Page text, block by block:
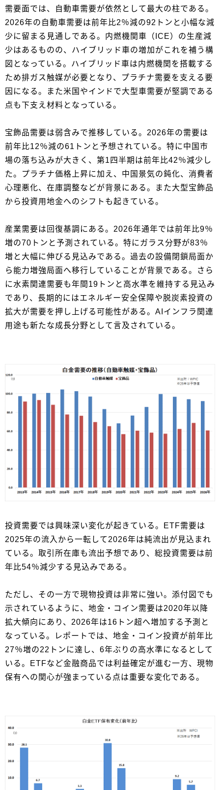
需要面では、自動車需要が依然として最大の柱である。
2026年の自動車需要は前年比2％減の92トンと小幅な減
少に留まる見通しである。内燃機関車（ICE）の生産減
少はあるものの、ハイブリッド車の増加がこれを補う構
図となっている。ハイブリッド車は内燃機関を搭載する
ため排ガス触媒が必要となり、プラチナ需要を支える要
因になる。また米国やインドで大型車需要が堅調である
点も下支え材料となっている。
宝飾品需要は弱含みで推移している。2026年の需要は
前年比12％減の61トンと予想されている。特に中国市
場の落ち込みが大きく、第1四半期は前年比42％減少し
た。プラチナ価格上昇に加え、中国景気の鈍化、消費者
心理悪化、在庫調整などが背景にある。また大型宝飾品
から投資用地金へのシフトも起きている。
産業需要は回復基調にある。2026年通年では前年比9％
増の70トンと予測されている。特にガラス分野が83％
増と大幅に伸びる見込みである。過去の設備閉鎖局面か
ら能力増強局面へ移行していることが背景である。さら
に水素関連需要も年間19トンと高水準を維持する見込み
であり、長期的にはエネルギー安全保障や脱炭素投資の
拡大が需要を押し上げる可能性がある。AIインフラ関連
用途も新たな成長分野として言及されている。
投資需要では興味深い変化が起きている。ETF需要は
2025年の流入から一転して2026年は純流出が見込まれ
ている。取引所在庫も流出予想であり、総投資需要は前
年比54％減少する見込みである。
ただし、その一方で現物投資は非常に強い。添付図でも
示されているように、地金・コイン需要は2020年以降
拡大傾向にあり、2026年は16トン超へ増加する予測と
なっている。レポートでは、地金・コイン投資が前年比
27％増の22トンに達し、6年ぶりの高水準になるとして
いる。ETFなど金融商品では利益確定が進む一方、現物
保有への関心が強まっている点は重要な変化である。